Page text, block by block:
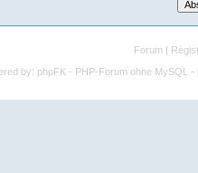
Forum |
by: phpFK - PHP-Forum ohne MySQL -